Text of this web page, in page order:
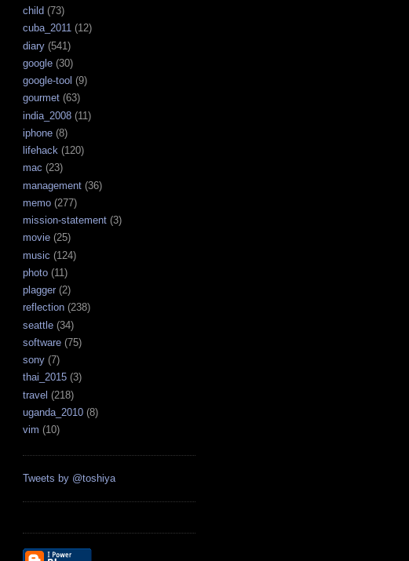
child (73)
cuba_2011 (12)
diary (541)
google (30)
google-tool (9)
gourmet (63)
india_2008 (11)
iphone (8)
lifehack (120)
mac (23)
management (36)
memo (277)
mission-statement (3)
movie (25)
music (124)
photo (11)
plagger (2)
reflection (238)
seattle (34)
software (75)
sony (7)
thai_2015 (3)
travel (218)
uganda_2010 (8)
vim (10)
Tweets by @toshiya